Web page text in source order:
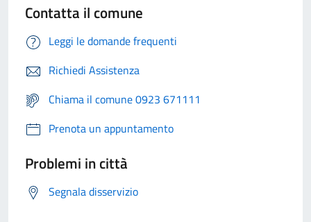
Contatta il comune
Leggi le domande frequenti
Richiedi Assistenza
Chiama il comune 0923 671111
Prenota un appuntamento
Problemi in città
Segnala disservizio